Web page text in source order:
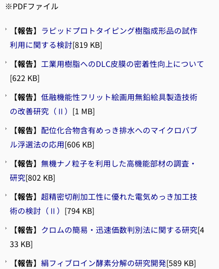
※PDFファイル
【報告】 ラピッドプロトタイピング樹脂成形品の試作
利用に関する検討[819 KB]
【報告】 工業用樹脂へのDLC皮膜の密着性向上について
[622 KB]
【報告】 低融機能性フリット絵画用無鉛絵具製造技術
の改善研究（Ⅱ） [1 MB]
【報告】 配位化合物含有めっき排水へのマイクロバブ
ル浮選法の応用[606 KB]
【報告】 無機ナノ粒子を利用した高機能部材の調査・
研究[802 KB]
【報告】 超精密切削加工性に優れた電気めっき加工技
術の検討（Ⅱ） [794 KB]
【報告】 クロムの簡易・迅速価数判別法に関する研究[4
33 KB]
【報告】 絹フィブロイン酵素分解の研究開発[589 KB]